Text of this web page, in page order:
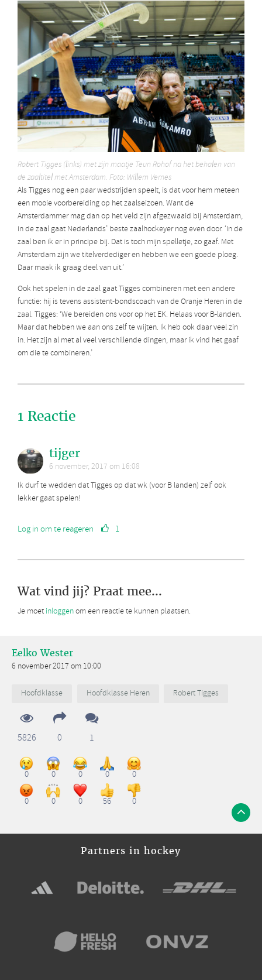
Robert Tigges (links) met zijn maatje Teun Rohof na het behalen van
de zaaltitel met Amsterdam. Foto: Willem Vernes
Als Tigges nog een paar wedstrijden speelt, is dat voor hem meteen
een mooie voorbereiding op het zaalseizoen. Want de
Amsterdammer mag dan op het veld zijn afgezwaaid bij Amsterdam,
in de zaal gaat Nederlands’ beste zaalhockeyer nog even door. ‘In de
zaal ben ik er in principe bij. Dat is toch mijn spelletje, zo gaaf. Met
Amsterdam zijn we titelverdediger en hebben we een goede ploeg.
Daar maak ik graag deel van uit.’
Ook het spelen in de zaal gaat Tigges combineren met een andere
functie: hij is tevens assistent-bondscoach van de Oranje Heren in de
zaal. Tigges: ‘We bereiden ons voor op het EK. Helaas voor B-landen.
Maar dat hebben we aan ons zelf te wijten. Ik heb ook daar veel zin
in. Het zijn al met al veel verschillende dingen, maar ik vind het gaaf
om die te combineren.’
1 Reactie
tijger
6 november, 2017 om 16:08
Ik durf te wedden dat Tigges op dat wk (voor B landen) zelf ook
lekker gaat spelen!
Log in om te reageren 1
Wat vind jij? Praat mee...
Je moet inloggenom een reactie te kunnen plaatsen.
Eelko Wester
6 november 2017 om 10:00
Hoofdklasse Hoofdklasse Heren Robert Tigges
5826 0 1
0 0 0 0 0
0 0 0 56 0
Partners in hockey